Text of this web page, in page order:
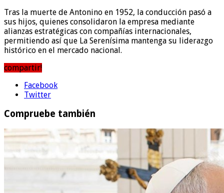
Tras la muerte de Antonino en 1952, la conducción pasó a
sus hijos, quienes consolidaron la empresa mediante
alianzas estratégicas con compañías internacionales,
permitiendo así que La Serenísima mantenga su liderazgo
histórico en el mercado nacional.
compartir!
Facebook
Twitter
Compruebe también